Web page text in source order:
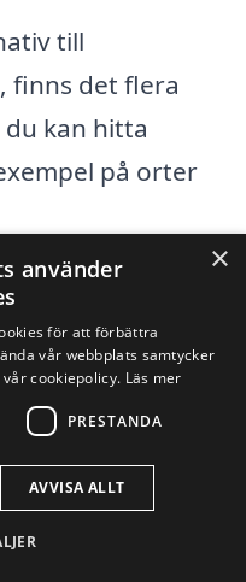
till
, finns det flera
kan hitta
på orter
×
använder
för att förbättra
vår webbplats samtycker
cookiepolicy. Läs mer
PRESTANDA
AVVISA ALLT